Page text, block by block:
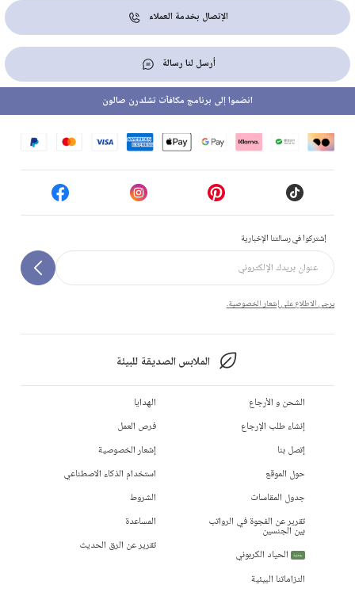
الإتصال بخدمة العملاء
أرسل لنا رسالة
إشتركوا في رسالتنا الإخبارية
يرجى الاطلاع على إشعار الخصوصية.
الملابس الصديقة للبيئة
انضموا إلى برنامج مكافآت تشلدرن صالون
الشحن و الأرجاع
إنشاء طلب الإرجاع
إتصل بنا
حول الموقع
جدول المقاسات
تقرير عن الفجوة في الرواتب
بين الجنسين
جديد
الحياد الكربوني
التزاماتنا البيئية
الهدايا
فرص العمل
إشعار الخصوصية
استخدام الذكاء الاصطناعي
الشروط
المساعدة
تقرير عن الرق الحديث